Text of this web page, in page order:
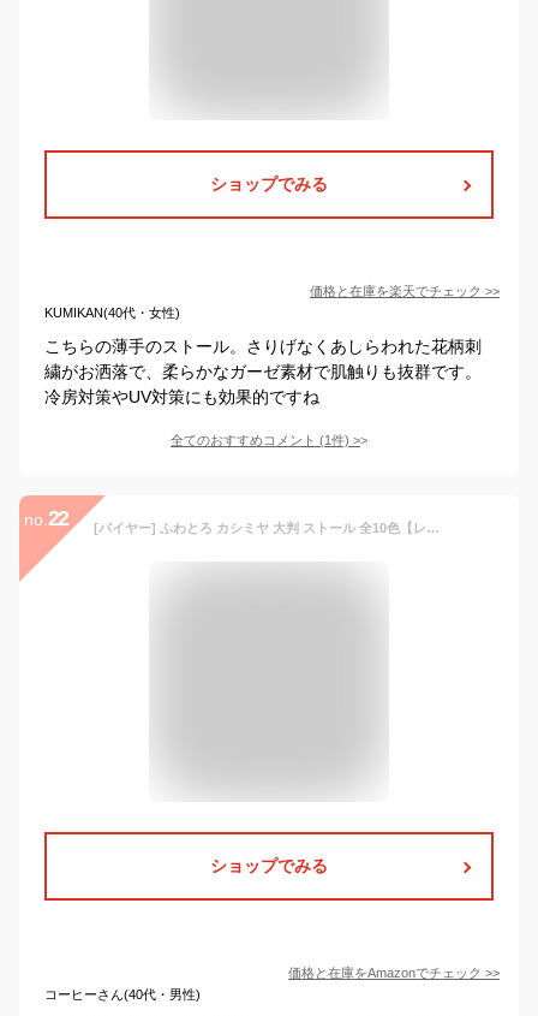
ショップでみる
価格と在庫を楽天でチェック >>
KUMIKAN(40代・女性)
こちらの薄手のストール。さりげなくあしらわれた花柄刺
繍がお洒落で、柔らかなガーゼ素材で肌触りも抜群です。
冷房対策やUV対策にも効果的ですね
全てのおすすめコメント (1件) >
no. 22 [バイヤー] ふわとろ カシミヤ 大判 ストール 全10色【レディース メンズ】 薄手 カシミア 大判ストール ショール スカーフ 無地 (グレー) 18AIR02-0177
ショップでみる
価格と在庫をAmazonでチェック >>
コーヒーさん(40代・男性)